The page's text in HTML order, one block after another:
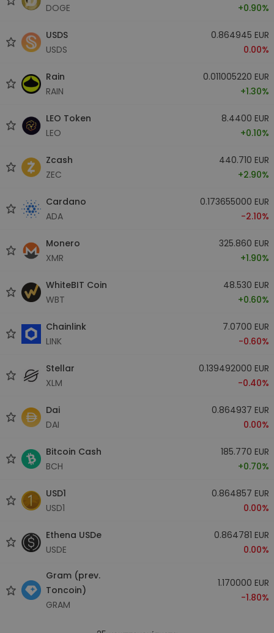
DOGE
+0.90%
USDS
USDS
0.864945 EUR
0.00%
Rain
RAIN
0.011005220 EUR
+1.30%
LEO Token
LEO
8.4400 EUR
+0.10%
Zcash
ZEC
440.710 EUR
+2.90%
Cardano
ADA
0.173655000 EUR
-2.10%
Monero
XMR
325.860 EUR
+1.90%
WhiteBIT Coin
WBT
48.530 EUR
+0.60%
Chainlink
LINK
7.0700 EUR
-0.60%
Stellar
XLM
0.139492000 EUR
-0.40%
Dai
DAI
0.864937 EUR
0.00%
Bitcoin Cash
BCH
185.770 EUR
+0.70%
USD1
USD1
0.864857 EUR
0.00%
Ethena USDe
USDE
0.864781 EUR
0.00%
Gram (prev.
Toncoin)
GRAM
1.170000 EUR
-1.80%